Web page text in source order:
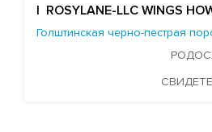
DELICIOUS DYNASTY SAHAB
HOLLERMANN RAGEN SUMAC-
PINE-TREE CHARLEY SWIRL-ET
EDG NOBLE VERDE-ET
| ROSYLANE-LLC WINGS
Голштинская черно-пестрая